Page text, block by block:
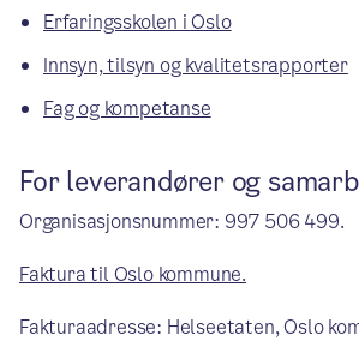
Erfaringsskolen i Oslo
Innsyn, tilsyn og kvalitetsrapporter
Fag og kompetanse
For leverandører og
Organisasjonsnummer: 997 506 499.
Faktura til Oslo kommune.
Fakturaadresse: Helseetaten, Oslo